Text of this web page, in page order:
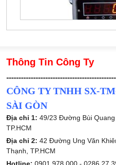
Thông Tin Công Ty
CÔNG TY TNHH SX-
SÀI GÒN
Địa chỉ 1: 49/23 Đường Bùi
TP.HCM
Địa chỉ 2:42 Đường Ung Văn
Thạnh, TP.HCM
Hotline: 0901.978.000 -